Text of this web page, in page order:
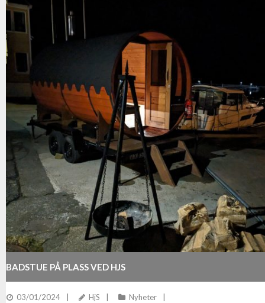
BADSTUE PÅ PLASS VED HJS
03/01/2024 HjS Nyheter